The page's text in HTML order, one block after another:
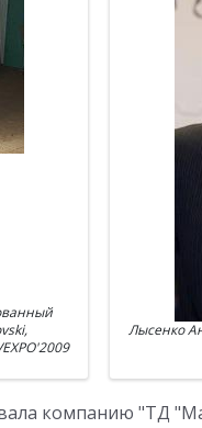
Лысенко
компанию "ТД